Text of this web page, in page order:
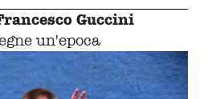
Guccini
un'epoca